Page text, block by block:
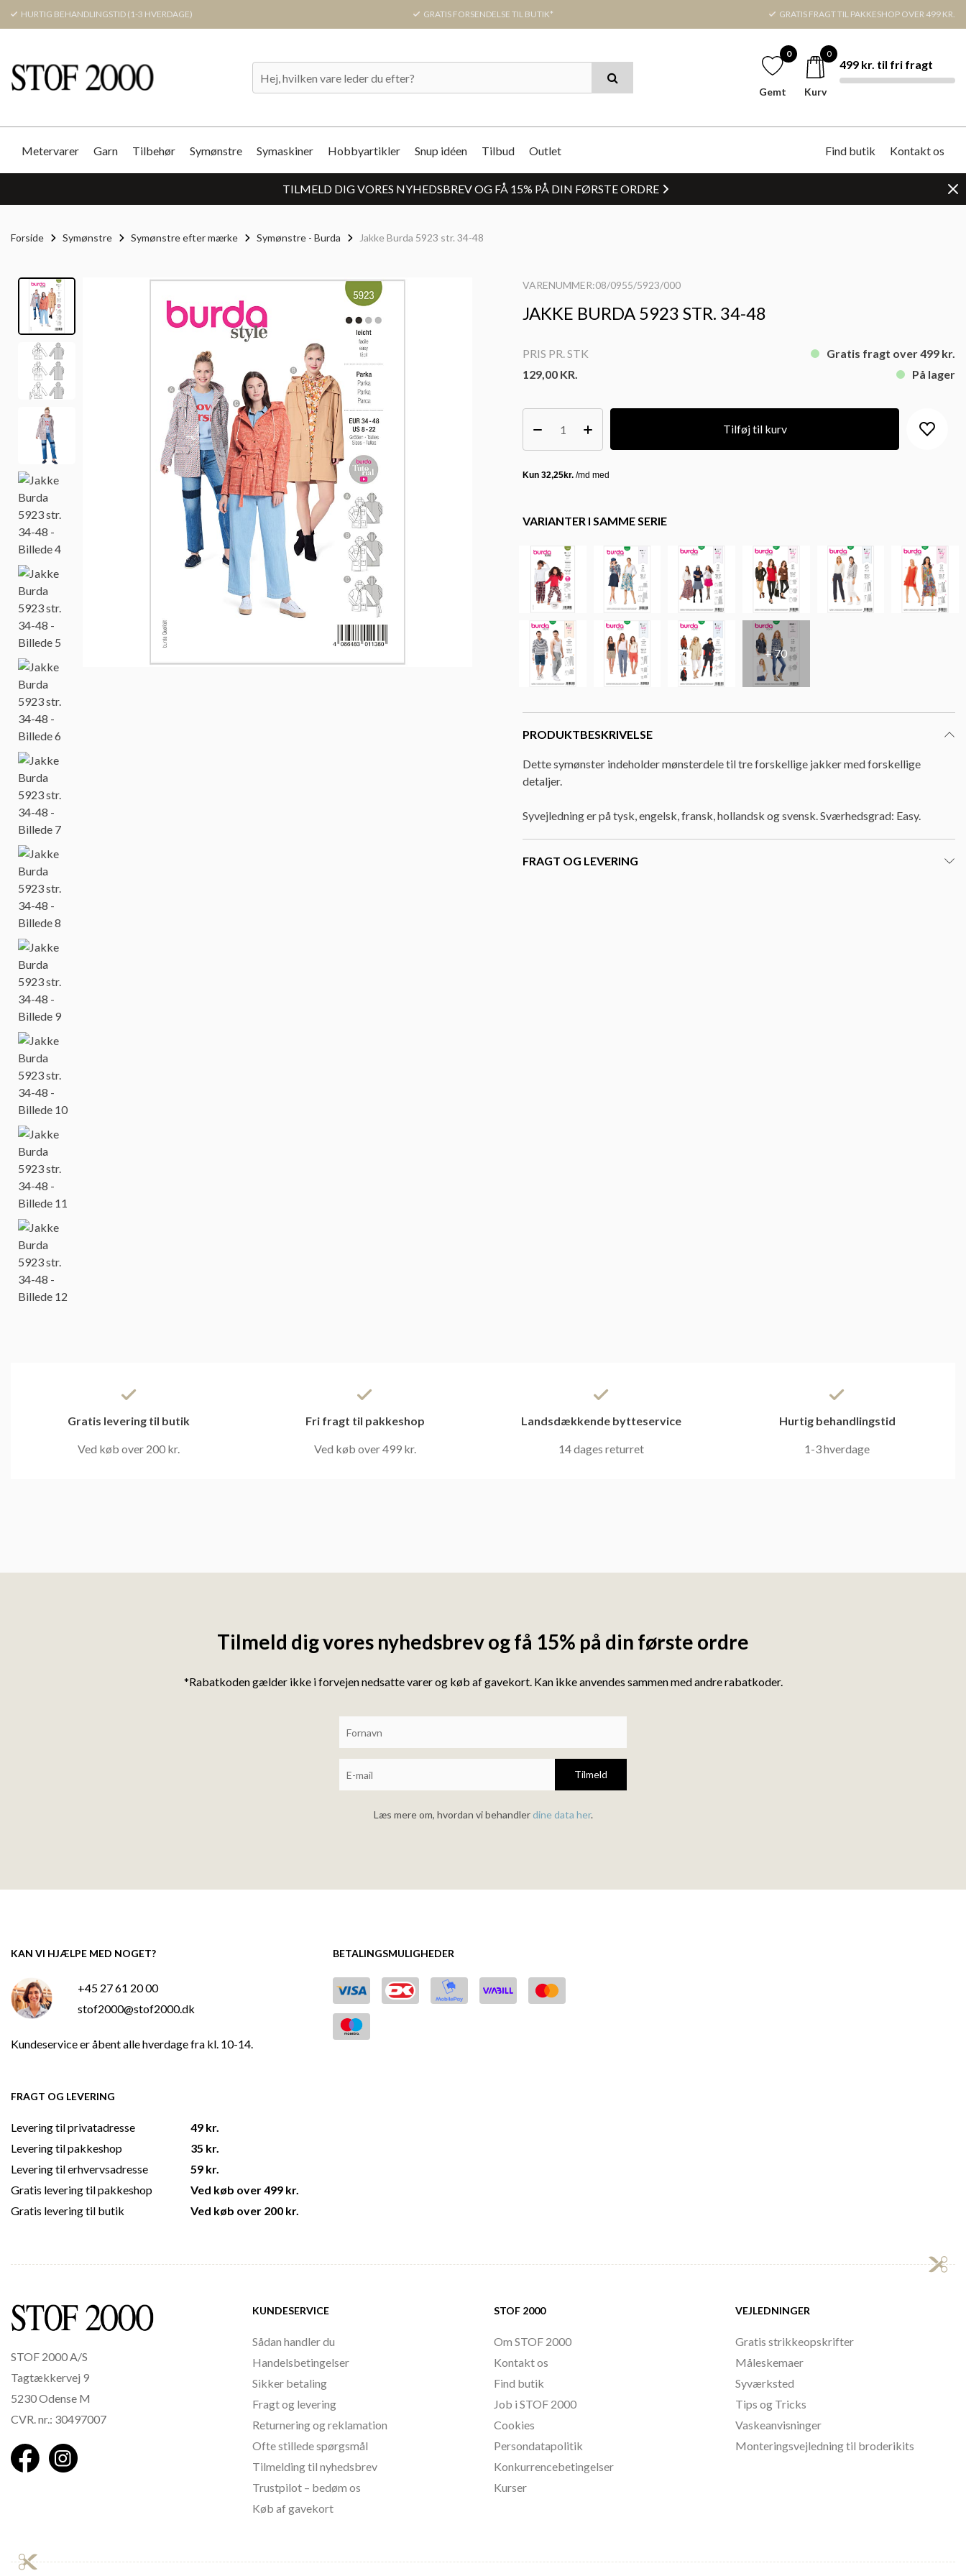
HURTIG BEHANDLINGSTID (1-3 HVERDAGE) GRATIS FORSENDELSE TIL BUTIK* GRATIS FRAGT TIL PAKKESHOP OVER 499 KR.
0
Gemt
0
Kurv
499 kr. til fri fragt
Metervarer Garn Tilbehør Symønstre Symaskiner Hobbyartikler Snup idéen Tilbud Outlet Find butik Kontakt os
TILMELD DIG VORES NYHEDSBREV OG FÅ 15% PÅ DIN FØRSTE ORDRE
Forside Symønstre Symønstre efter mærke Symønstre - Burda Jakke Burda 5923 str. 34-48
VARENUMMER:08/0955/5923/000
JAKKE BURDA 5923 STR. 34-48
PRIS PR. STK
129,00 KR.
Gratis fragt over 499 kr.
På lager
Tilføj til kurv
VARIANTER I SAMME SERIE
+ 70
PRODUKTBESKRIVELSE
Dette symønster indeholder mønsterdele til tre forskellige jakker med forskellige
detaljer.
Syvejledning er på tysk, engelsk, fransk, hollandsk og svensk. Sværhedsgrad: Easy.
FRAGT OG LEVERING
Gratis levering til butik
Ved køb over 200 kr.
Fri fragt til pakkeshop
Ved køb over 499 kr.
Landsdækkende bytteservice
14 dages returret
Hurtig behandlingstid
1-3 hverdage
Tilmeld dig vores nyhedsbrev og få 15% på din første ordre
*Rabatkoden gælder ikke i forvejen nedsatte varer og køb af gavekort. Kan ikke anvendes sammen med andre rabatkoder.
Tilmeld
Læs mere om, hvordan vi behandlerdine data her.
KAN VI HJÆLPE MED NOGET?
+45 27 61 20 00
stof2000@stof2000.dk
Kundeservice er åbent alle hverdage fra kl. 10-14.
BETALINGSMULIGHEDER
FRAGT OG LEVERING
Levering til privatadresse
Levering til pakkeshop
Levering til erhvervsadresse
Gratis levering til pakkeshop
Gratis levering til butik
49 kr.
35 kr.
59 kr.
Ved køb over 499 kr.
Ved køb over 200 kr.
STOF 2000 A/S
Tagtækkervej 9
5230 Odense M
CVR. nr.: 30497007
KUNDESERVICE
Sådan handler du
Handelsbetingelser
Sikker betaling
Fragt og levering
Returnering og reklamation
Ofte stillede spørgsmål
Tilmelding til nyhedsbrev
Trustpilot – bedøm os
Køb af gavekort
STOF 2000
Om STOF 2000
Kontakt os
Find butik
Job i STOF 2000
Cookies
Persondatapolitik
Konkurrencebetingelser
Kurser
VEJLEDNINGER
Gratis strikkeopskrifter
Måleskemaer
Syværksted
Tips og Tricks
Vaskeanvisninger
Monteringsvejledning til broderikits